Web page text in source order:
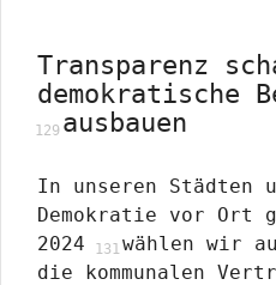
Transparenz
demokratische
ausbauen
In unseren Städten
Demokratie vor Ort
2024
wählen wir
die kommunalen